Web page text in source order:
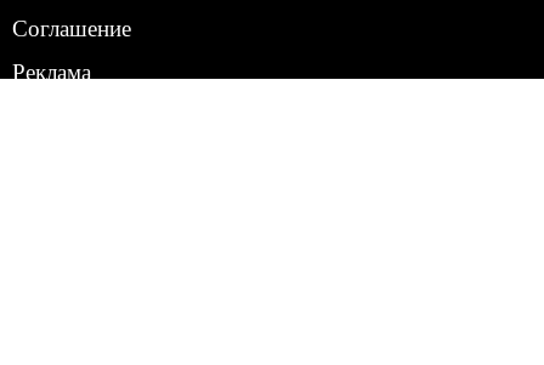
Соглашение
Реклама